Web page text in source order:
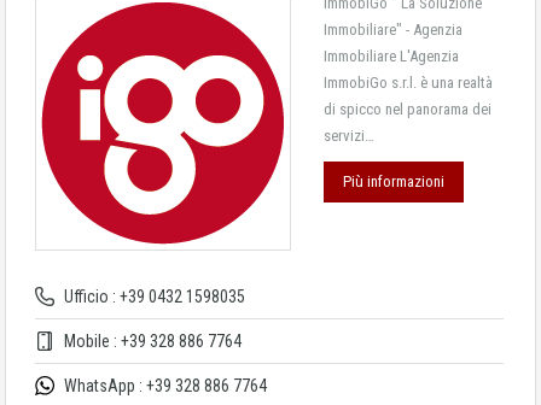
Ufficio : +39 0432 1598035
Mobile : +39 328 886 7764
WhatsApp : +39 328 886 7764
Immobiliare" - Agenzia
Immobiliare L'Agenzia
ImmobiGo s.r.l. è una realtà
di spicco nel panorama dei
servizi…
Più informazioni